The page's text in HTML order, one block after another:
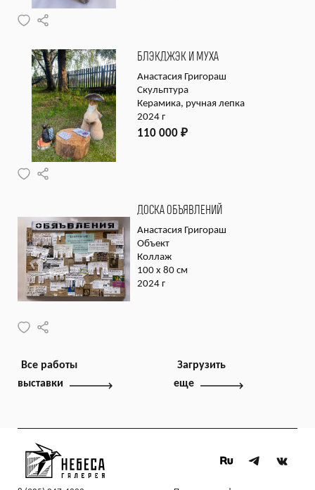
БЛЭКДЖЭК И МУХА
Анастасия Григораш
Скульптура
Керамика, ручная лепка
2024 г
110 000 ₽
ДОСКА ОБЪЯВЛЕНИЙ
Анастасия Григораш
Объект
Коллаж
100 х 80 см
2024 г
Все работы
выставки
Загрузить
еще